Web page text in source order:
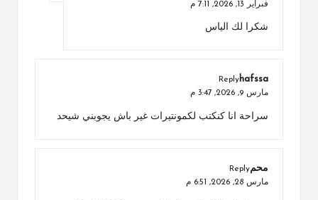
فبراير 13, 2026, 7:11 م
شكرا لك الياس
hafssa
Reply
مارس 9, 2026,
3:47 م
سراحة انا كنكتب لكمونتيرات غير باش يجوبني شيحد
محمReply
مارس 28, 2026,
6:51 م